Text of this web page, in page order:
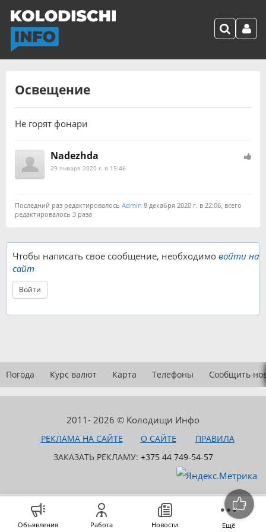
Освещение
Не горят фонари
Nadezhda
29 января 2020 г. в 15:46
Последний раз редактировалось Admin 8 декабря 2020 г. в 22:06, всего
редактировалось 3 раза
Чтобы написать свое сообщение, необходимо войти на
сайт
Войти
Погода Курс валют Карта Телефоны Сообщить
2011- 2026 © Колодищи Инфо
РЕКЛАМА НА САЙТЕ О САЙТЕ
ПРАВИЛА
ЗАКАЗАТЬ РЕКЛАМУ: +375 44 749-54-57
Объявления Работа Новости Ещё